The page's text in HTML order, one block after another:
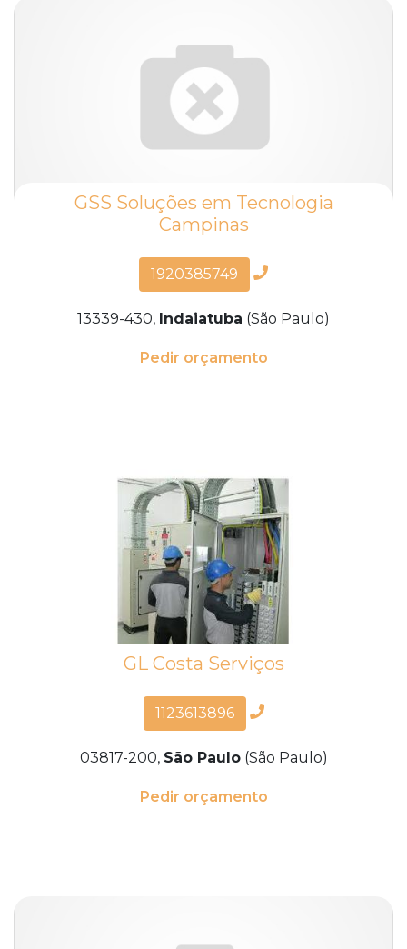
GSS Soluções em Tecnologia
Campinas
1920385749
13339-430, Indaiatuba (São Paulo)
Pedir orçamento
GL Costa Serviços
1123613896
03817-200, São Paulo(São Paulo)
Pedir orçamento